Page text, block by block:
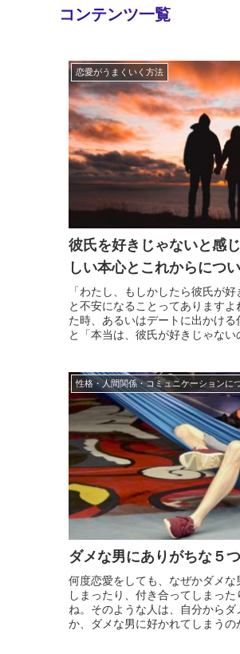
コンテンツ一覧
恋愛がうまくいく方法
彼氏を好きじゃないと感
しい本心とこれからにつ
「わたし、もしかしたら彼氏が好
と不安になることってあります
た時、あるいはデートに出かけ
と「本当は、彼氏が好きじゃない
きじゃない...
性格・人間関係・コミュニケーションに
ダメな男にありがちな５
何度恋愛をしても、なぜかダメ
しまったり、付き合ってしまっ
ね。そのような人は、自分から
か、ダメな男に好かれてしまうの